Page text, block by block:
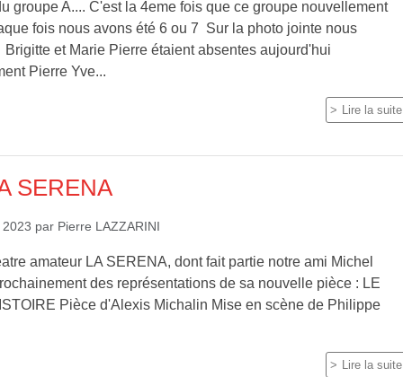
groupe A.... C'est la 4eme fois que ce groupe nouvellement
fois nous avons été 6 ou 7 Sur la photo jointe nous
et Marie Pierre étaient absentes aujourd'hui
Pierre Yve...
Lire la suite
SERENA
2023 par Pierre LAZZARINI
amateur LA SERENA, dont fait partie notre ami Michel
des représentations de sa nouvelle pièce : LE
Pièce d'Alexis Michalin Mise en scène de Philippe
Lire la suite